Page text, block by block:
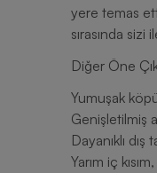
yere temas
sırasında
Diğer Öne
Yumuşak
Genişletilmiş
Dayanıklı
Yarım iç